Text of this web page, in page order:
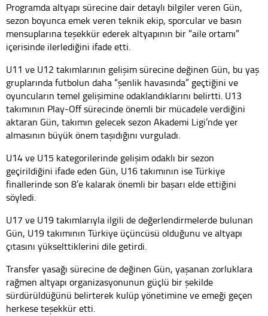
Programda altyapı sürecine dair detaylı bilgiler veren Gün,
sezon boyunca emek veren teknik ekip, sporcular ve basın
mensuplarına teşekkür ederek altyapının bir “aile ortamı”
içerisinde ilerlediğini ifade etti.
U11 ve U12 takımlarının gelişim sürecine değinen Gün, bu yaş
gruplarında futbolun daha “şenlik havasında” geçtiğini ve
oyuncuların temel gelişimine odaklandıklarını belirtti. U13
takımının Play-Off sürecinde önemli bir mücadele verdiğini
aktaran Gün, takımın gelecek sezon Akademi Ligi’nde yer
almasının büyük önem taşıdığını vurguladı.
U14 ve U15 kategorilerinde gelişim odaklı bir sezon
geçirildiğini ifade eden Gün, U16 takımının ise Türkiye
finallerinde son 8’e kalarak önemli bir başarı elde ettiğini
söyledi.
U17 ve U19 takımlarıyla ilgili de değerlendirmelerde bulunan
Gün, U19 takımının Türkiye üçüncüsü olduğunu ve altyapı
çıtasını yükselttiklerini dile getirdi.
Transfer yasağı sürecine de değinen Gün, yaşanan zorluklara
rağmen altyapı organizasyonunun güçlü bir şekilde
sürdürüldüğünü belirterek kulüp yönetimine ve emeği geçen
herkese teşekkür etti.